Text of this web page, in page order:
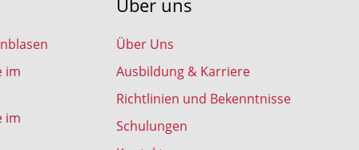
im
im
Über uns
Über Uns
Ausbildung & Karriere
Richtlinien und Bekenntnisse
Schulungen